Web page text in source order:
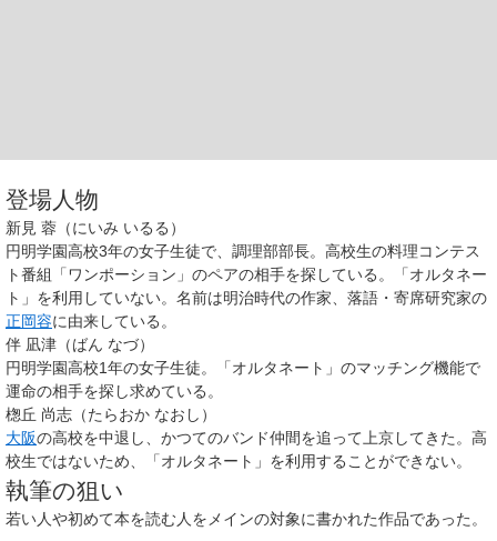
登場人物
新見 蓉（にいみ いるる）
円明学園高校3年の女子生徒で、調理部部長。高校生の料理コンテス
ト番組「ワンポーション」のペアの相手を探している。「オルタネー
ト」を利用していない。名前は明治時代の作家、落語・寄席研究家の
正岡容に由来している。
伴 凪津（ばん なづ）
円明学園高校1年の女子生徒。「オルタネート」のマッチング機能で
運命の相手を探し求めている。
楤丘 尚志（たらおか なおし）
大阪の高校を中退し、かつてのバンド仲間を追って上京してきた。高
校生ではないため、「オルタネート」を利用することができない。
執筆の狙い
若い人や初めて本を読む人をメインの対象に書かれた作品であった。